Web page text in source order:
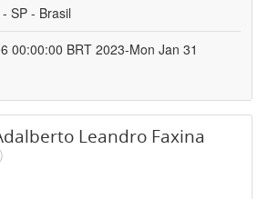
SP - Brasil
00:00:00 BRT 2023-Mon Jan 31
Leandro Faxina